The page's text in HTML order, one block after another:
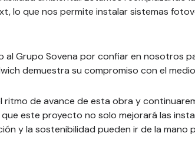
lo que nos permite instalar sistemas
al Grupo Sovena por confiar en nosotros
demuestra su compromiso con el
ritmo de avance de esta obra y
este proyecto no solo mejorará las
y la sostenibilidad pueden ir de la mano